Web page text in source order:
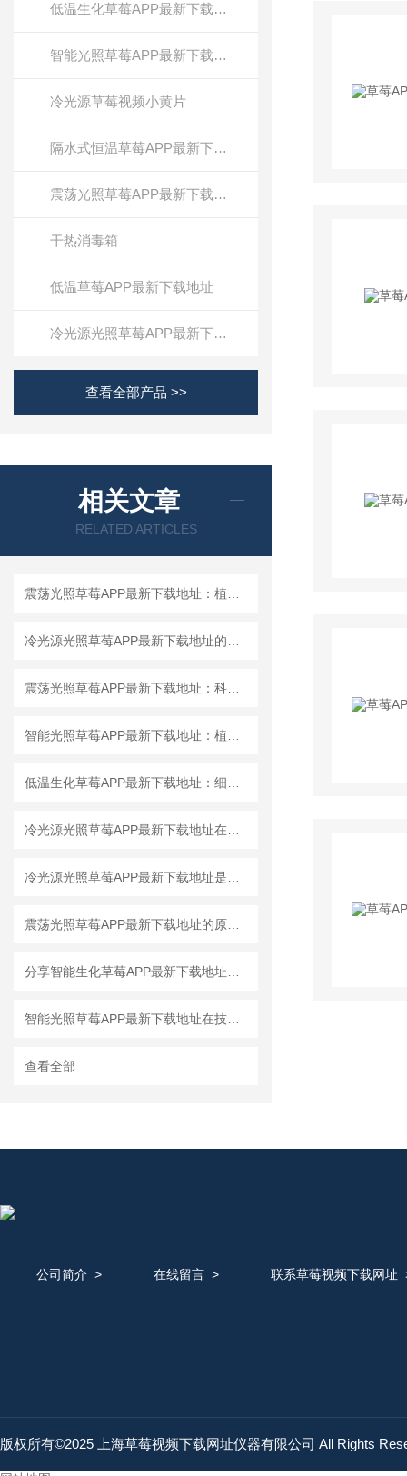
低温生化草莓APP最新下载地址
智能光照草莓APP最新下载地址
冷光源草莓视频小黄片
隔水式恒温草莓APP最新下载地址
震荡光照草莓APP最新下载地址
干热消毒箱
低温草莓APP最新下载地址
冷光源光照草莓APP最新下载地址
查看全部产品 >>
相关文章
RELATED ARTICLES
查看全部
公司简介 > 在线留言> 联系草莓视频下载网址
版权所有©2025 上海草莓视频下载网址仪器有限公司 All Rights